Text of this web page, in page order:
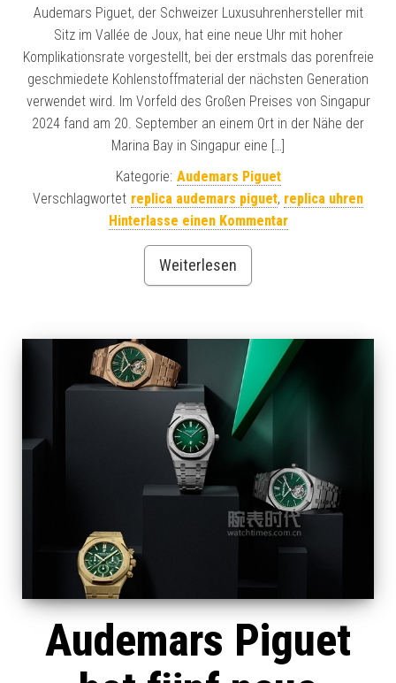
Audemars Piguet, der Schweizer Luxusuhrenhersteller mit
Sitz im Vallée de Joux, hat eine neue Uhr mit hoher
Komplikationsrate vorgestellt, bei der erstmals das porenfreie
geschmiedete Kohlenstoffmaterial der nächsten Generation
verwendet wird. Im Vorfeld des Großen Preises von Singapur
2024 fand am 20. September an einem Ort in der Nähe der
Marina Bay in Singapur eine […]
Kategorie: Audemars Piguet
Verschlagwortet replica audemars piguet, replica uhren
Hinterlasse einen Kommentar
Weiterlesen
Audemars Piguet